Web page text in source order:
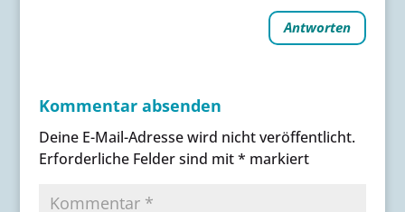
Antworten
Kommentar absenden
Deine E-Mail-Adresse wird nicht veröffentlicht.
Erforderliche Felder sind mit* markiert